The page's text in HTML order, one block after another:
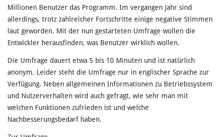
Millionen Benutzer das Programm. Im vergangen Jahr sind
allerdings, trotz zahlreicher Fortschritte einige negative Stimmen
laut geworden. Mit der nun gestarteten Umfrage wollen die
Entwickler herausfinden, was Benutzer wirklich wollen.
Die Umfrage dauert etwa 5 bis 10 Minuten und ist natürlich
anonym. Leider steht die Umfrage nur in englischer Sprache zur
Verfügung. Neben allgemeinen Informationen zu Betriebssystem
und Nutzerverhalten wird auch gefragt, wie sehr man mit
welchen Funktionen zufrieden ist und welche
Nachbesserungsbedarf haben.